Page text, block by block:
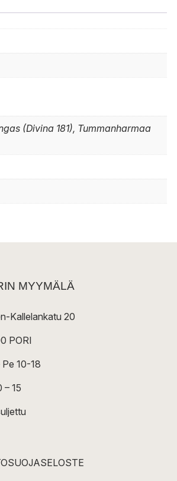
(Divina 181), Tummanharmaa
MYYMÄLÄ
Kallelankatu 20
PORI
Pe 10-18
– 15